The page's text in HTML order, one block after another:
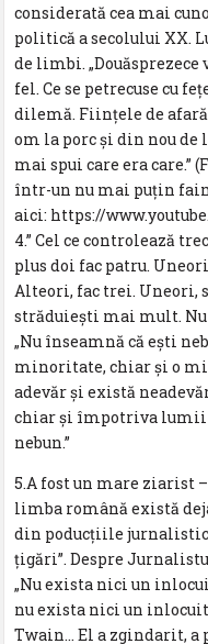
considerată cea mai
politică a secolului XX.
de limbi.
fel. Ce se petrecuse cu
dilemă. Fiinţele de
om la porc şi din nou de
mai spui care era care.”
într-un nu mai puţin
aici: https://
4.” Cel ce controlează
plus doi fac patru.
Alteori, fac trei. Uneori,
străduieşti mai mult. Nu
„Nu înseamnă că eşti
minoritate, chiar şi o
adevăr şi există
chiar şi împotriva lumii
nebun.”
5.A fost un mare ziarist
limba română există
din poducţiile
ţigări”. Despre
„Nu exista nici un
nu exista nici un
Twain… El a zgindarit,